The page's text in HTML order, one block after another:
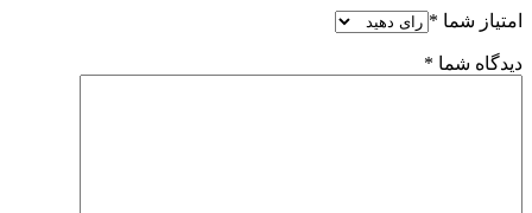
امتیاز شما *
دیدگاه شما *